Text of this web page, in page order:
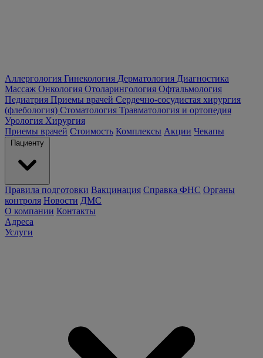
Аллергология Гинекология Дерматология Диагностика
Массаж Онкология Отоларингология Офтальмология
Педиатрия Приемы врачей Сердечно-сосудистая хирургия
(флебология) Стоматология Травматология и ортопедия
Урология Хирургия
Приемы врачей Стоимость Комплексы Акции Чекапы
Пациенту
Правила подготовки Вакцинация Справка ФНС Органы
контроля Новости ДМС
О компании Контакты
Адреса
Услуги